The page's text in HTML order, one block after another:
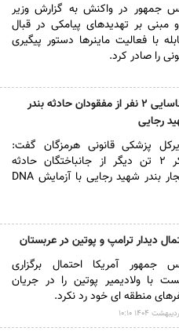
جمهور در واکنش به گزارش وزیر
مبنی بر تهدیدهای پیامکی در قبال
با فعالیت ماینرها دستور پیگیری
را صادر کرد.
شناسایی ۲ نفر از مفقودان حادثه بندر
رجایی
پزشکی قانونی هرمزگان گفت:
پیکر ۲ تن دیگر از جانباختگان حادثه
انفجار بندر شهید رجایی با آزمایش DNA
دیدار ترامپ و پوتین در عربستان
جمهور آمریکا احتمال برگزاری
با ولادیمیر پوتین را در جریان
منطقه ای خود رد نکرد.